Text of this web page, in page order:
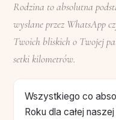
Rodzina to absolutna
wysłane przez WhatsApp
Twoich bliskich o Twojej
setki kilometrów.
Wszystkiego co
Roku dla całej